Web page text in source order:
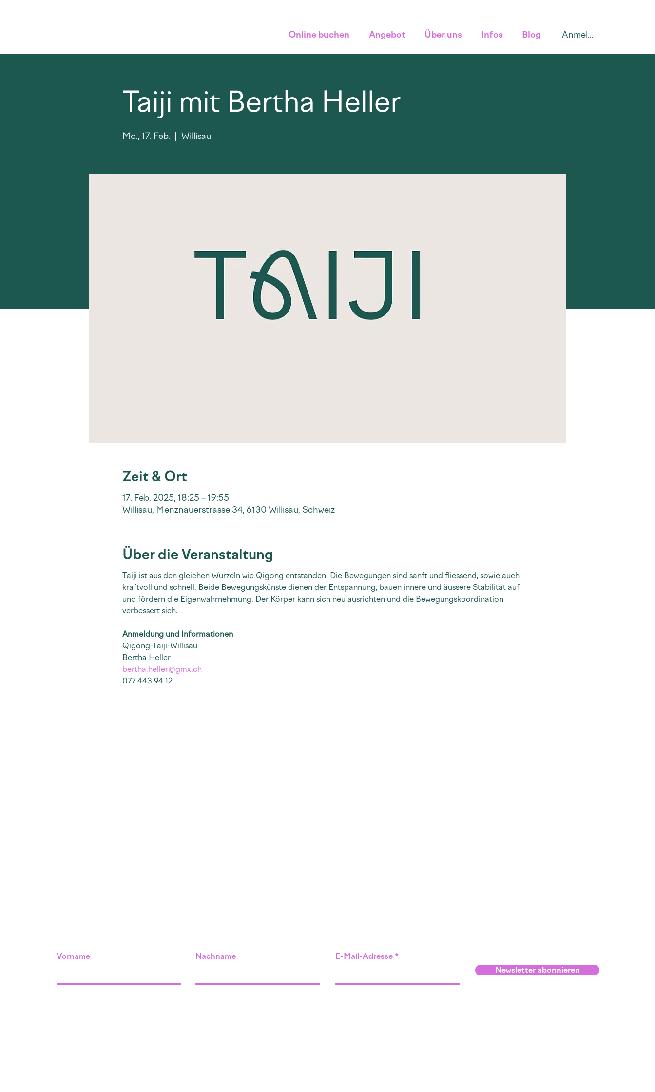
Online buchen Angebot Über uns Infos Blog Anmelden
Taiji mit Bertha Heller
Mo., 17. Feb. Willisau
Zeit & Ort
17. Feb. 2025, 18:25 – 19:55
Willisau, Menznauerstrasse 34, 6130 Willisau, Schweiz
Über die Veranstaltung
Taiji ist aus den gleichen Wurzeln wie Qigong entstanden. Die Bewegungen sind sanft und fliessend, sowie auch
kraftvoll und schnell. Beide Bewegungskünste dienen der Entspannung, bauen innere und äussere Stabilität auf
und fördern die Eigenwahrnehmung. Der Körper kann sich neu ausrichten und die Bewegungskoordination
verbessert sich.
Anmeldung und Informationen
Qigong-Taiji-Willisau
Bertha Heller
bertha.heller@gmx.ch
077 443 94 12
Vorname Nachname
E-Mail-Adresse
Newsletter abonnieren